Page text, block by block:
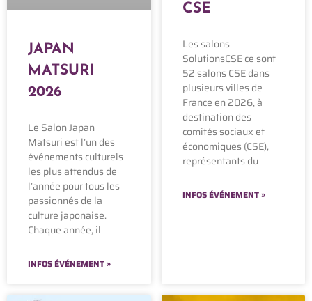
JAPAN
MATSURI
2026
Le Salon Japan
Matsuri est l’un des
événements culturels
les plus attendus de
l’année pour tous les
passionnés de la
culture japonaise.
Chaque année, il
INFOS ÉVÉNEMENT »
CSE
Les salons
SolutionsCSE ce sont
52 salons CSE dans
plusieurs villes de
France en 2026, à
destination des
comités sociaux et
économiques (CSE),
représentants du
INFOS ÉVÉNEMENT »